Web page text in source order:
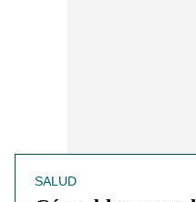
SALUD